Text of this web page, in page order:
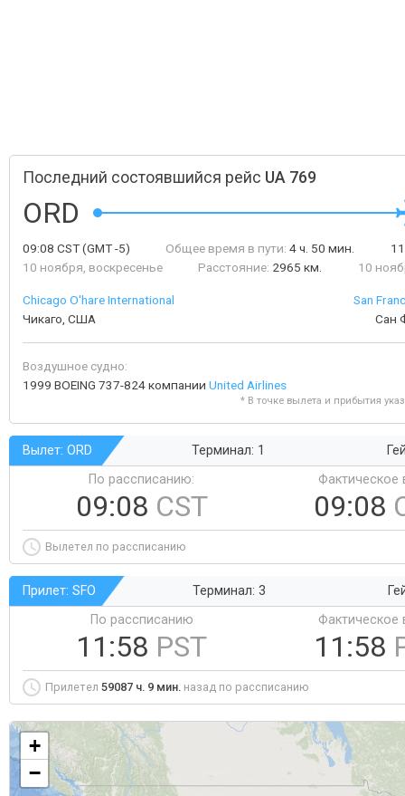
Последний состоявшийся рейс UA 769
ORD
09:08 CST(GMT -5)
10 ноября, воскресенье
Общее время в пути: 4 ч. 50 мин.
Расстояние: 2965 км.
10
Chicago O'hare International
Чикаго, США
San
Сан
Воздушное судно:
1999 BOEING 737-824 компании United Airlines
* В точке вылета и прибытия
Вылет: ORD Терминал: 1
По рассписанию:
09:08 CST
Фактическое
09:08
Вылетел по рассписанию
Прилет: SFO Терминал: 3
По рассписанию
11:58 PST
Фактическое
11:58
Прилетел 59087 ч. 9 мин. назад по рассписанию
+
−